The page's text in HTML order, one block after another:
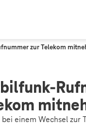
zur Telekom
einem Wechsel zur